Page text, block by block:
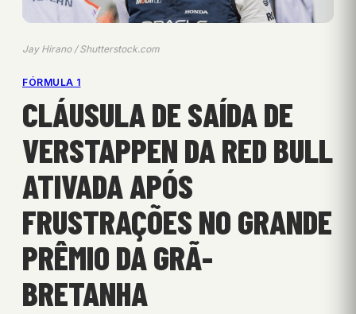
Jay Hirano / Shutterstock.com
FÓRMULA 1
CLÁUSULA DE SAÍDA DE
VERSTAPPEN DA RED BULL
ATIVADA APÓS
FRUSTRAÇÕES NO GRANDE
PRÊMIO DA GRÃ-
BRETANHA